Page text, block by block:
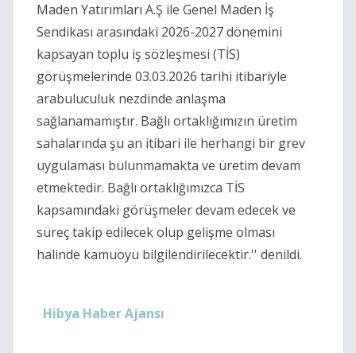
Maden Yatırımları A.Ş ile Genel Maden İş
Sendikası arasındaki 2026-2027 dönemini
kapsayan toplu iş sözleşmesi (TİS)
görüşmelerinde 03.03.2026 tarihi itibariyle
arabuluculuk nezdinde anlaşma
sağlanamamıştır. Bağlı ortaklığımızın üretim
sahalarında şu an itibari ile herhangi bir grev
uygulaması bulunmamakta ve üretim devam
etmektedir. Bağlı ortaklığımızca TİS
kapsamındaki görüşmeler devam edecek ve
süreç takip edilecek olup gelişme olması
halinde kamuoyu bilgilendirilecektir.'' denildi.
Hibya Haber Ajansı